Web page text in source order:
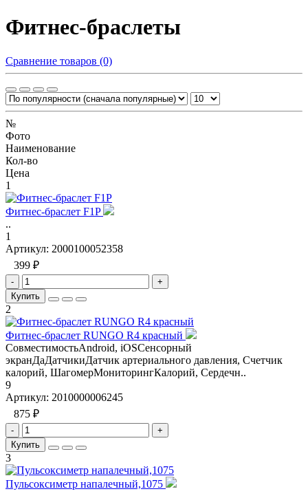
Фитнес-браслеты
Сравнение товаров (0)
№
Фото
Наименование
Кол-во
Цена
1
Фитнес-браслет F1P
..
1
Артикул: 2000100052358
399 ₽
-
+
Купить
2
Фитнес-браслет RUNGO R4 красный
СовместимостьAndroid, iOSСенсорный
экранДаДатчикиДатчик артериального давления, Счетчик
калорий, ШагомерМониторингКалорий, Сердечн..
9
Артикул: 2010000006245
875 ₽
-
+
Купить
3
Пульсоксиметр напалечный,1075